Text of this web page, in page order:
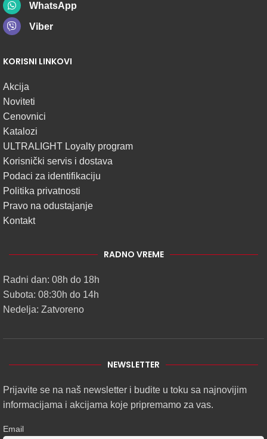
WhatsApp
Viber
KORISNI LINKOVI
Akcija
Noviteti
Cenovnici
Katalozi
ULTRALIGHT Loyalty program
Korisnički servis i dostava
Podaci za identifikaciju
Politika privatnosti
Pravo na odustajanje
Kontakt
RADNO VREME
Radni dan: 08h do 18h
Subota: 08:30h do 14h
Nedelja: Zatvoreno
NEWSLETTER
Prijavite se na naš newsletter i budite u toku sa najnovijim
informacijama i akcijama koje pripremamo za vas.
Email